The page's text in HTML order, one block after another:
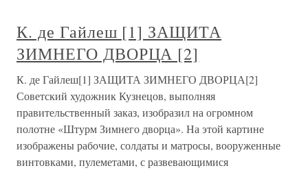
К. де Гайлеш [1] ЗАЩИТА
ЗИМНЕГО ДВОРЦА [2]
К. де Гайлеш[1] ЗАЩИТА ЗИМНЕГО ДВОРЦА[2]
Советский художник Кузнецов, выполняя
правительственный заказ, изобразил на огромном
полотне «Штурм Зимнего дворца». На этой картине
изображены рабочие, солдаты и матросы, вооруженные
винтовками, пулеметами, с развевающимися